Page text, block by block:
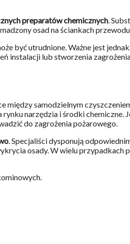
preparatów chemicznych.
osad na ściankach
być utrudnione. Ważne jest
instalacji lub stworzenia
między samodzielnym
narzędzia i środki
do zagrożenia pożarowego.
. Specjaliści dysponują
osady. W wielu przypadkach